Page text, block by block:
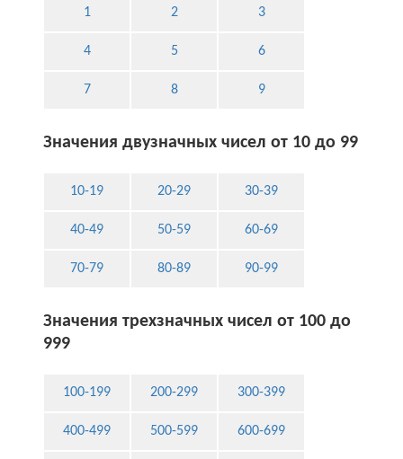
1 2 3
4 5 6
7 8 9
Значения двузначных чисел от 10 до 99
10-19 20-29 30-39
40-49 50-59 60-69
70-79 80-89 90-99
Значения трехзначных чисел от 100 до
999
100-199 200-299 300-399
400-499 500-599 600-699